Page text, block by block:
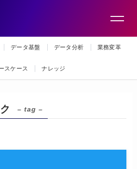
データ基盤 データ分析 業務変革
スケース ナレッジ
– tag –